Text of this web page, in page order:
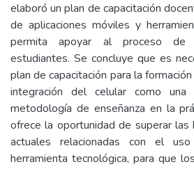
elaboró un plan de capacitación
de aplicaciones móviles y
permita apoyar al proceso de
estudiantes. Se concluye que es
plan de capacitación para la
integración del celular como
metodología de enseñanza en la
ofrece la oportunidad de superar las
actuales relacionadas con el
herramienta tecnológica, para que